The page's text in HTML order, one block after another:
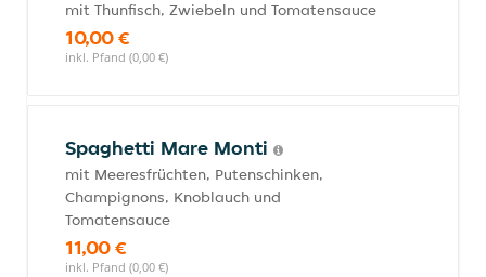
mit Thunfisch, Zwiebeln und Tomatensauce
10,00 €
inkl. Pfand (0,00 €)
Spaghetti Mare Monti
mit Meeresfrüchten, Putenschinken,
Champignons, Knoblauch und
Tomatensauce
11,00 €
inkl. Pfand (0,00 €)